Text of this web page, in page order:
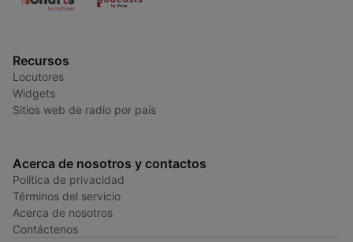
Recursos
Locutores
Widgets
Sitios web de radio por país
Acerca de nosotros y contactos
Política de privacidad
Términos del servicio
Acerca de nosotros
Contáctenos